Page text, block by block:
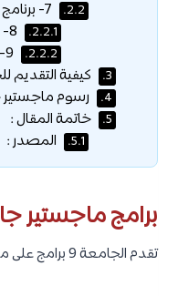
2.2.
2.2.1.
2.2.2.
3. كيفية التقديم
4. رسوم
5. خاتمة المقال :
5.1. المصدر :
برامج ماجستير
تقدم الجامعة 9 برامج على مستوى الماجستير وهم كما يلي :